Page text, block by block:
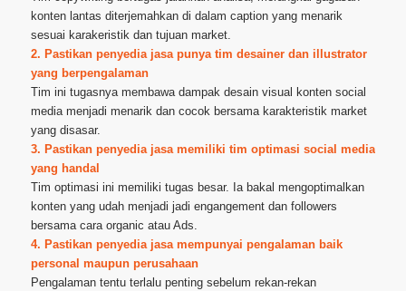
konten lantas diterjemahkan di dalam caption yang menarik
sesuai karakeristik dan tujuan market.
2. Pastikan penyedia jasa punya tim desainer dan illustrator
yang berpengalaman
Tim ini tugasnya membawa dampak desain visual konten social
media menjadi menarik dan cocok bersama karakteristik market
yang disasar.
3. Pastikan penyedia jasa memiliki tim optimasi social media
yang handal
Tim optimasi ini memiliki tugas besar. Ia bakal mengoptimalkan
konten yang udah menjadi jadi engangement dan followers
bersama cara organic atau Ads.
4. Pastikan penyedia jasa mempunyai pengalaman baik
personal maupun perusahaan
Pengalaman tentu terlalu penting sebelum rekan-rekan